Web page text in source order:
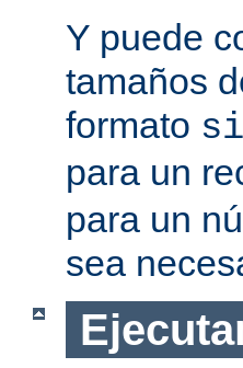
Y puede
tamaños
formato
para un
para un
sea